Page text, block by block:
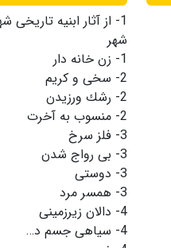
1- از آثار ابنیه
شهر
1- زن خانه دار
2- سخی و كریم
2- رشك ورزیدن
2- منسوب به آخرت
3- فلز سرخ
3- بی رواج شدن
3- دوستی
3- همسر مرد
4- دالان زیرزمینی
4- سیاهی جسم د…